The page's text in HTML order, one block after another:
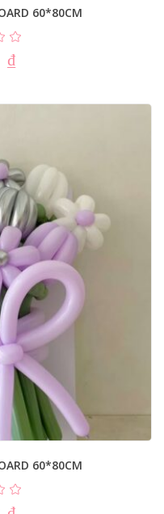
60*80CM
₫
60*80CM